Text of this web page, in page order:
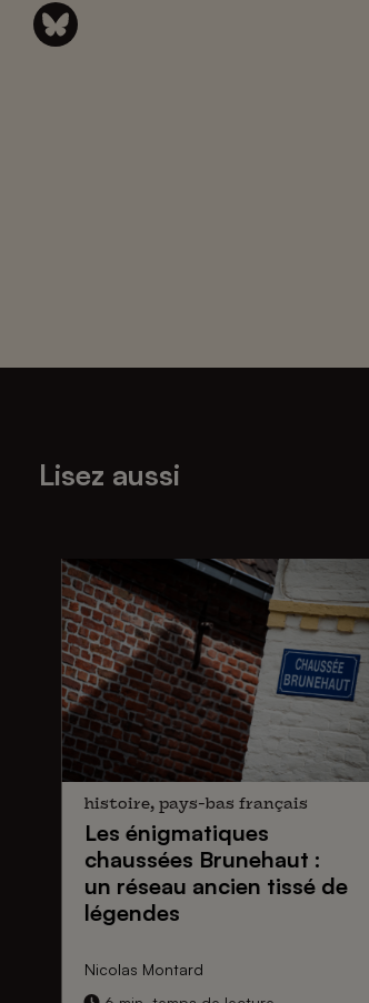
Lisez aussi
histoire, pays-bas français
Les énigmatiques
chaussées Brunehaut :
un réseau ancien tissé de
légendes
Nicolas Montard